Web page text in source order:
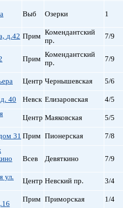
Выб Озерки 1
д.42 Прим Комендантский
пр.
7/9
Прим
Комендантский
пр.
7/9
Центр Чернышевская 5/6
40 Невск Елизаровская 4/5
Центр Маяковская 5/5
31 Прим Пионерская 7/8
Всев Девяткино 7/9
ул.
Центр Невский пр. 3/4
Прим Приморская 1/4